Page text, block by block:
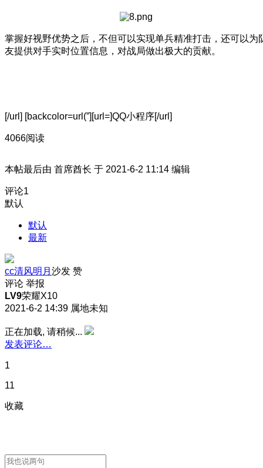
掌握好视野优势之后，不但可以实现单兵精准打击，还可以为
友提供对手实时位置信息，对战局做出极大的贡献。
[/url] [backcolor=url(”][url=]QQ小程序[/url]
4066阅读
本帖最后由 首席酋长 于 2021-6-2 11:14 编辑
评论1
默认
默认
最新
cc清风明月 沙发 赞
评论 举报
LV9荣耀X10
2021-6-2 14:39 属地未知
正在加载, 请稍候...
发表评论…
1
11
收藏